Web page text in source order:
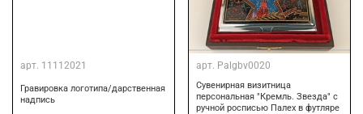
арт. 11112021
Гравировка логотипа/дарственная
надпись
арт. Palgbv0020
Сувенирная визитница
персональная "Кремль. Звезда" с
ручной росписью Палех в футляре